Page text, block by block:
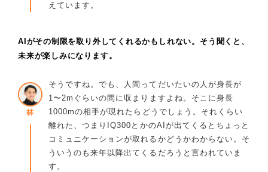
えています。
AIがその制限を取り外してくれるかもしれない。そう聞くと、
未来が楽しみになります。
林
そうですね。でも、人間ってだいたいの人が身長が
1〜2mぐらいの間に収まりますよね。そこに身長
1000mの相手が現れたらどうでしょう。それくらい
離れた、つまりIQ300とかのAIが出てくるとちょっと
コミュニケーションが取れるかどうかわからない。そ
ういうのも来年以降出てくるだろうと言われていま
す。